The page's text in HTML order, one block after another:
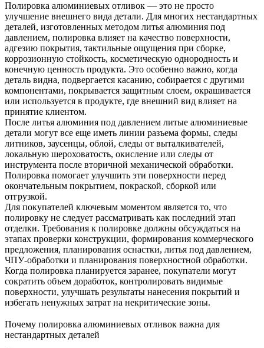
Полировка алюминиевых отливок — это не просто
улучшение внешнего вида детали. Для многих нестандартных
деталей, изготовленных методом литья алюминия под
давлением, полировка влияет на качество поверхности,
адгезию покрытия, тактильные ощущения при сборке,
коррозионную стойкость, косметическую однородность и
конечную ценность продукта. Это особенно важно, когда
деталь видна, подвергается касанию, собирается с другими
компонентами, покрывается защитным слоем, окрашивается
или используется в продукте, где внешний вид влияет на
принятие клиентом.
После литья алюминия под давлением литые алюминиевые
детали могут все еще иметь линии разъема формы, следы
литников, заусенцы, облой, следы от выталкивателей,
локальную шероховатость, окисление или следы от
инструмента после вторичной механической обработки.
Полировка помогает улучшить эти поверхности перед
окончательным покрытием, покраской, сборкой или
отгрузкой.
Для покупателей ключевым моментом является то, что
полировку не следует рассматривать как последний этап
отделки. Требования к полировке должны обсуждаться на
этапах проверки конструкции, формирования коммерческого
предложения, планирования оснастки, литья под давлением,
ЧПУ-обработки и планирования поверхностной обработки.
Когда полировка планируется заранее, покупатели могут
сократить объем доработок, контролировать видимые
поверхности, улучшать результаты нанесения покрытий и
избегать ненужных затрат на некритические зоны.
Почему полировка алюминиевых отливок важна для
нестандартных деталей